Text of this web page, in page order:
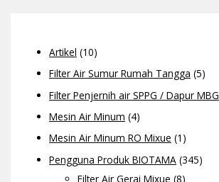
Artikel (10)
Filter Air Sumur Rumah Tangga (5)
Filter Penjernih air SPPG / Dapur MBG
Mesin Air Minum (4)
Mesin Air Minum RO Mixue (1)
Pengguna Produk BIOTAMA (345)
Filter Air Gerai Mixue (8)